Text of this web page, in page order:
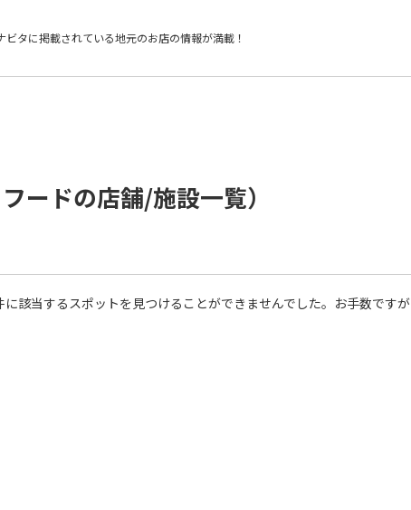
ビタに掲載されている地元のお店の情報が満載！
ードの店舗/施設一覧）
該当するスポットを見つけることができませんでした。お手数ですが